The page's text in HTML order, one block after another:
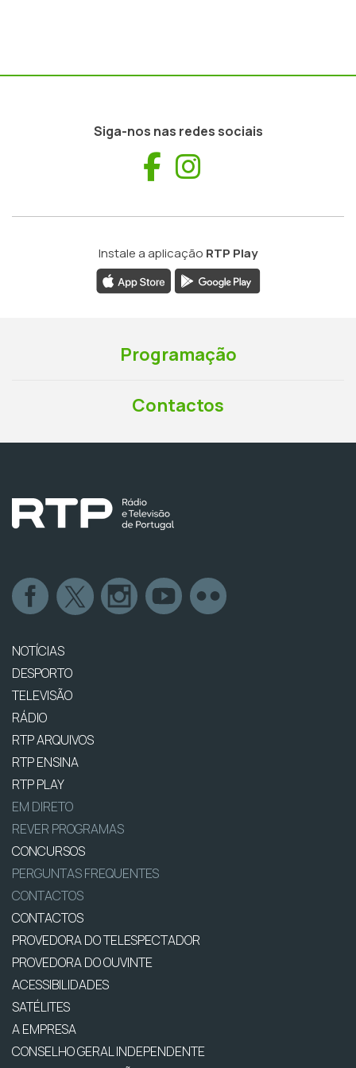
Siga-nos nas redes sociais
Facebook
Instale a aplicação RTP Play
Programação
Contactos
NOTÍCIAS
DESPORTO
TELEVISÃO
RÁDIO
RTP ARQUIVOS
RTP ENSINA
RTP PLAY
EM DIRETO
REVER PROGRAMAS
CONCURSOS
PERGUNTAS FREQUENTES
CONTACTOS
CONTACTOS
PROVEDORA DO TELESPECTADOR
PROVEDORA DO OUVINTE
ACESSIBILIDADES
SATÉLITES
A EMPRESA
CONSELHO GERAL INDEPENDENTE